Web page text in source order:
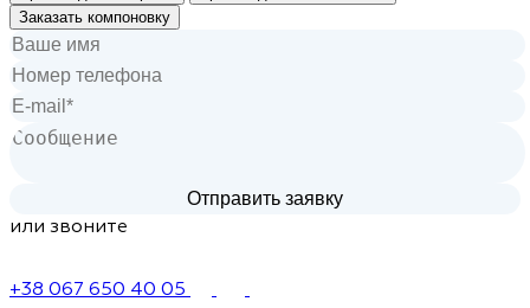
Заказать компоновку
или звоните
+38 067 650 40 05